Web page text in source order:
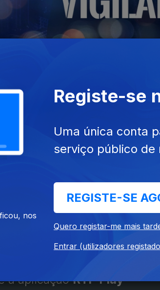
a aplicaçãoRTP Play
nos
Registe-se
Uma única conta
serviço público de
REGISTE-SE
Quero registar-me mais
Entrar (utilizadores